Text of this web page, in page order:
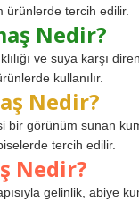
ürünlerde tercih edilir.
Nedir?
ve suya karşı
kullanılır.
Nedir?
bir görünüm sunan
tercih edilir.
Nedir?
gelinlik, abiye